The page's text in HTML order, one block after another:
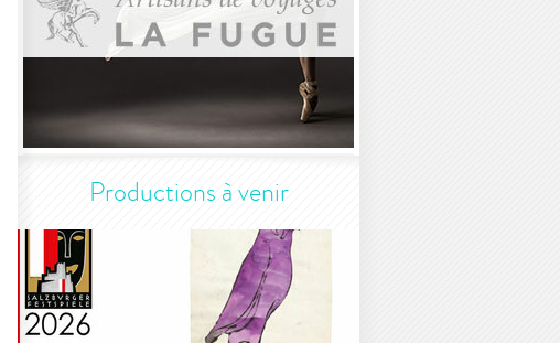
Productions à venir